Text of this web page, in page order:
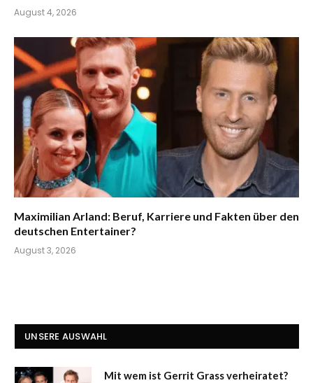
August 4, 2026
Maximilian Arland: Beruf, Karriere und Fakten über den
deutschen Entertainer?
August 3, 2026
UNSERE AUSWAHL
Mit wem ist Gerrit Grass verheiratet?